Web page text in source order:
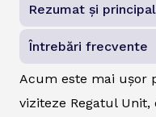
Rezumat și
Întrebări frecvente
Acum este mai ușor
viziteze Regatul